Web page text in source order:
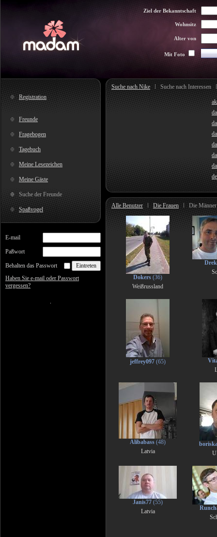
Ziel der Bekanntschaft
Wohnsitz
Alter von
Mit Foto
Registration
Freunde
Fragebogen
Tagebuch
Meine Lesezeichen
Meine Gäste
Suche der Freunde
Spaßvogel
E-mail
Paßwort
Behalten das Passwort
Haben Sie e-mail oder Passwort
vergessen?
Suche nach Nike Suche nach Interessen
Alle Benutzer Die Frauen Die Männer
Dokers (36)
Weißrussland
jeffrey097 (65)
Alibabass (48)
Latvia
Janis77 (55)
Latvia